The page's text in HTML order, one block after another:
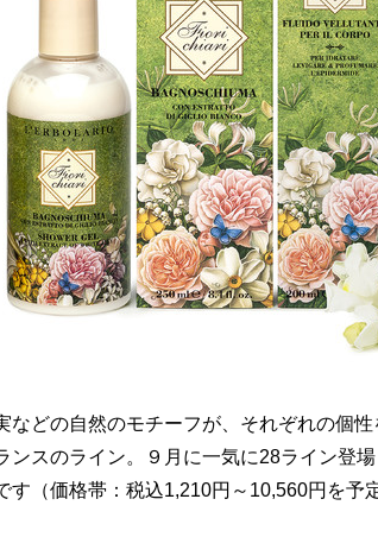
などの自然のモチーフが、それぞれの個
ンスのライン。９月に一気に28ライン登
す（価格帯：税込1,210円～10,560円を予